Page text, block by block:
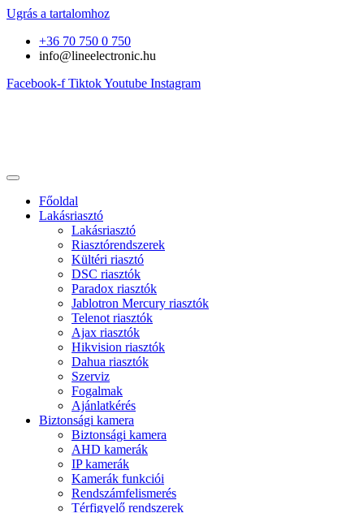
Ugrás a tartalomhoz
+36 70 750 0 750
info@lineelectronic.hu
Facebook-f TiktokYoutube Instagram
Főoldal
Lakásriasztó
Lakásriasztó
Riasztórendszerek
Kültéri riasztó
DSC riasztók
Paradox riasztók
Jablotron Mercury riasztók
Telenot riasztók
Ajax riasztók
Hikvision riasztók
Dahua riasztók
Szerviz
Fogalmak
Ajánlatkérés
Biztonsági kamera
Biztonsági kamera
AHD kamerák
IP kamerák
Kamerák funkciói
Rendszámfelismerés
Térfigyelő rendszerek